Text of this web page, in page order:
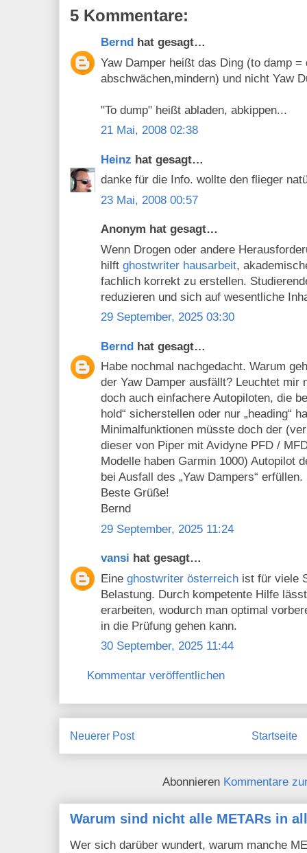
5 Kommentare:
Bernd hat gesagt…
Yaw Damper heißt das Ding (to damp =
abschwächen,mindern) und nicht Yaw
"To dump" heißt abladen, abkippen...
21 Mai, 2008 02:38
Heinz hat gesagt…
danke für die Info. wollte den flieger
23 Mai, 2008 00:57
Anonym hat gesagt…
Wenn Drogen oder andere
hilft ghostwriter hausarbeit,
fachlich korrekt zu erstellen.
reduzieren und sich auf wesentliche
29 September, 2025 03:30
Bernd hat gesagt…
Habe nochmal nachgedacht. Warum
der Yaw Damper ausfällt? Leuchtet mir
doch auch einfachere Autopiloten, die
hold“ sicherstellen oder nur „heading“
Minimalfunktionen müsste doch der
dieser von Piper mit Avidyne PFD /
Modelle haben Garmin 1000) Autopilot
bei Ausfall des „Yaw Dampers“ erfüllen.
Beste Grüße!
Bernd
29 September, 2025 11:24
vansi hat gesagt…
Eine ghostwriter österreich ist für viele
Belastung. Durch kompetente Hilfe
erarbeiten, wodurch man optimal
in die Prüfung gehen kann.
30 September, 2025 11:44
Kommentar veröffentlichen
Neuerer Post Startseite
Abonnieren Kommentare
Warum sind nicht alle METARs in
Wer sich darüber wundert, warum manche